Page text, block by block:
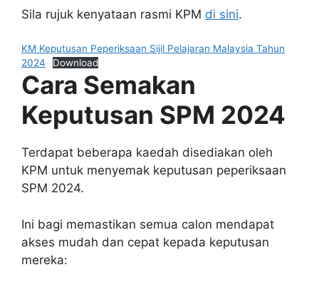
Sila rujuk kenyataan rasmi KPM di sini.
KM Keputusan Peperiksaan Sijil Pelajaran Malaysia Tahun
2024
Download
Cara Semakan
Keputusan SPM 2024
Terdapat beberapa kaedah disediakan oleh
KPM untuk menyemak keputusan peperiksaan
SPM 2024.
Ini bagi memastikan semua calon mendapat
akses mudah dan cepat kepada keputusan
mereka: